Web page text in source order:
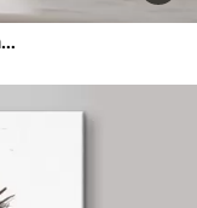
Mänguhimulised kassid naudivad oma aega koos